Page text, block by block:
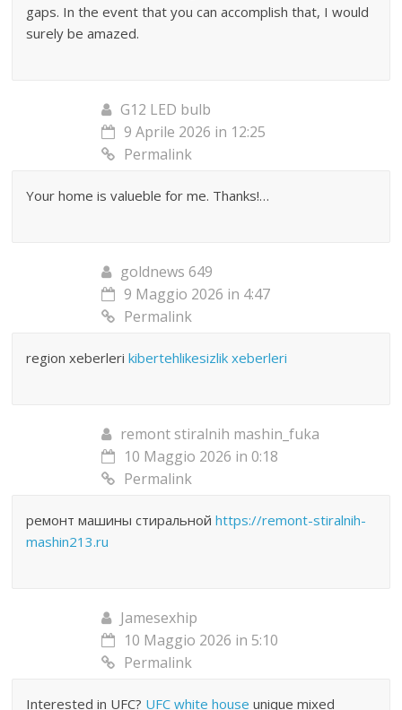
gaps. In the event that you can accomplish that, I would
surely be amazed.
G12 LED bulb
9 Aprile 2026 in 12:25
Permalink
Your home is valueble for me. Thanks!…
goldnews 649
9 Maggio 2026 in 4:47
Permalink
region xeberlerikibertehlikesizlik xeberleri
remont stiralnih mashin_fuka
10 Maggio 2026 in 0:18
Permalink
ремонт машины стиральнойhttps://remont-stiralnih-
mashin213.ru
Jamesexhip
10 Maggio 2026 in 5:10
Permalink
Interested in UFC? UFC white house unique mixed